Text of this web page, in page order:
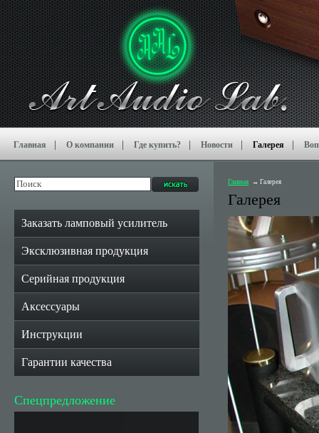
Главная О компании Где купить? Новости Галерея
Главная Галерея
Галерея
Заказать ламповый усилитель
Эксклюзивная продукция
Серийная продукция
Аксессуары
Инструкции
Гарантии качества
Спецпредложение